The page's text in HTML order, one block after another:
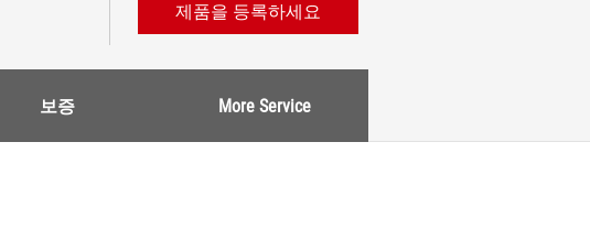
제품을 등록하세요
보증 More Service